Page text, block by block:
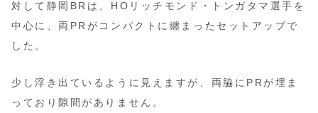
対して静岡BRは、HOリッチモンド・トンガタマ選手を
中心に、両PRがコンパクトに纏まったセットアップで
した。
少し浮き出ているように見えますが、両脇にPRが埋ま
っており隙間がありません。